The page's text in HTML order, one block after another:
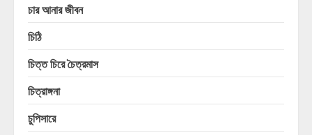
চার আনার জীবন
চিঠি
চিত্ত চিরে চৈত্রমাস
চিত্রাঙ্গনা
চুপিসারে